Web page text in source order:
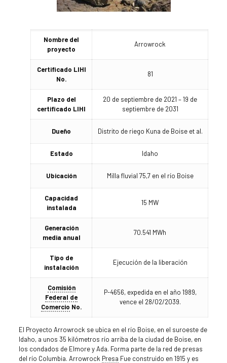
Nombre del
proyecto
Arrowrock
Certificado LIHI
No.
81
Plazo del
certificado LIHI
20 de septiembre de 2021 – 19 de
septiembre de 2031
Dueño Distrito de riego Kuna de Boise et al.
Estado Idaho
Ubicación Milla fluvial 75,7 en el río Boise
Capacidad
instalada
15 MW
Generación
media anual
70.541 MWh
Tipo de
instalación
Ejecución de la liberación
Comisión
Federal de
Comercio No.
P-4656, expedida en el año 1989,
vence el 28/02/2039.
El Proyecto Arrowrock se ubica en el río Boise, en el suroeste de
Idaho, a unos 35 kilómetros río arriba de la ciudad de Boise, en
los condados de Elmore y Ada. Forma parte de la red de presas
del río Columbia. Arrowrock Presa Fue construido en 1915 y es